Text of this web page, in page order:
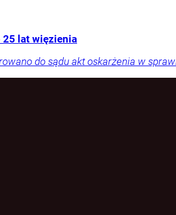
25 lat więzienia
do sądu akt oskarżenia w